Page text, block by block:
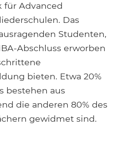
für Advanced
Das
Studenten,
Abschluss erworben
bieten. Etwa 20%
bestehen aus
die anderen 80% des
gewidmet sind.